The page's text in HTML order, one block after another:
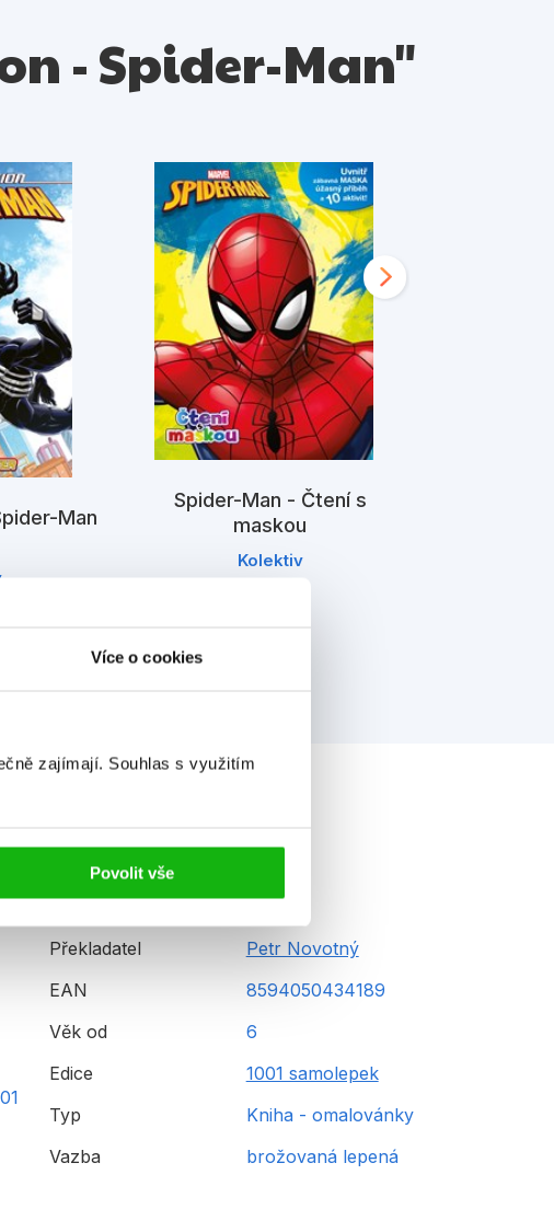
Více o cookies
zajímají. Souhlas s využitím
Povolit vše
- Spider-Man"
Man
Spider-Man - Čtení s
maskou
Kolektiv
Překladatel
Petr Novotný
EAN
8594050434189
Věk od
6
Edice
1001 samolepek
Typ
Kniha - omalovánky
Vazba
brožovaná lepená